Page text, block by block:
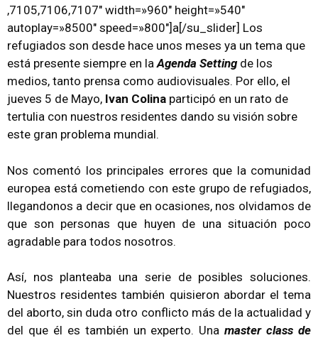
,7105,7106,7107″ width=»960″ height=»540″
autoplay=»8500″ speed=»800″]a[/su_slider] Los
refugiados son desde hace unos meses ya un tema que
está presente siempre en la Agenda Setting de los
medios, tanto prensa como audiovisuales. Por ello, el
jueves 5 de Mayo, Ivan Colina participó en un rato de
tertulia con nuestros residentes dando su visión sobre
este gran problema mundial.
Nos comentó los principales errores que la comunidad
europea está cometiendo con este grupo de refugiados,
llegandonos a decir que en ocasiones, nos olvidamos de
que son personas que huyen de una situación poco
agradable para todos nosotros.
Así, nos planteaba una serie de posibles soluciones.
Nuestros residentes también quisieron abordar el tema
del aborto, sin duda otro conflicto más de la actualidad y
del que él es también un experto. Unamaster class de